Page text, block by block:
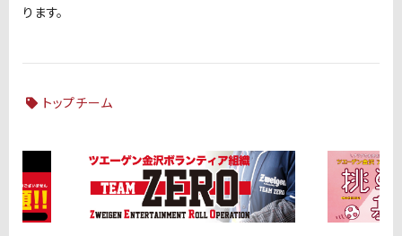
ります。
トップチーム